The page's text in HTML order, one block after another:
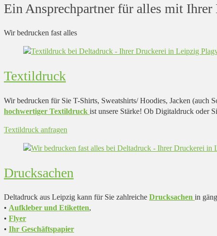
Ein Ansprechpartner für alles mit
Wir bedrucken fast alles
Textildruck
Wir bedrucken für Sie T-Shirts, Sweatshirts/ Hoodies, Jacken (auch
hochwertiger Textildruck ist unsere Stärke! Ob Digitaldruck oder
Textildruck anfragen
Drucksachen
Deltadruck aus Leipzig kann für Sie zahlreiche Drucksachen in
• Aufkleber und Etiketten,
• Flyer
• Ihr Geschäftspapier